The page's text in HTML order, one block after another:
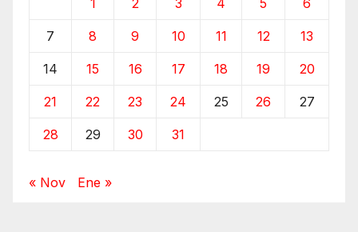
7 8 9 10 11 12 13
14 15 16 17 18 19 20
21 22 23 24 25 26 27
28 29 30 31
« Nov Ene »